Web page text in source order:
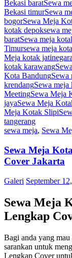
Bekasi baratSewa
Bekasi timurSewa
bogorSewa Meja
kotak depoksewa
baratSewa meja
Timursewa meja
Meja kotak jatinegara
kotak karawang
Kota BandungSewa
krendangSewa meja
MeetingSewa Meja
jayaSewa Meja
Meja Kotak Slipi
tangerang
sewa meja, Sewa
Sewa Meja
Cover Jakarta
Galeri September
Sewa Meja
Lengkap
Bagi anda yang mau
sarankan untuk
Lengkap Cover